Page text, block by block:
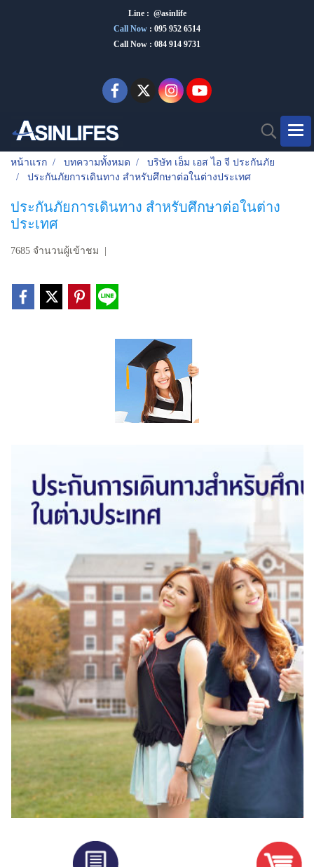
Line : @asinlife
Call Now : 095 952 6514
Call Now : 084 914 9731
หน้าแรก บทความทั้งหมด
บริษัท เอ็ม เอส ไอ จี ประกันภัย
ประกันภัยการเดินทาง สำหรับศึกษาต่อในต่างประเทศ
ประกันภัยการเดินทาง สำหรับศึกษาต่อในต่าง
ประเทศ
7685 จำนวนผู้เข้าชม